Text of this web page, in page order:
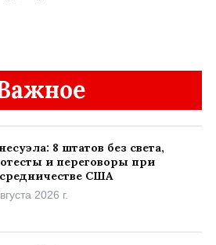
8 штатов без света,
и переговоры при
США
2026 г.